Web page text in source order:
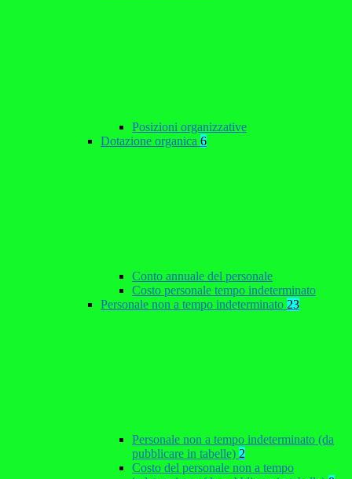
Posizioni organizzative
Dotazione organica 6
Conto annuale del personale
Costo personale tempo indeterminato
Personale non a tempo indeterminato 23
Personale non a tempo indeterminato (da
pubblicare in tabelle) 2
Costo del personale non a tempo